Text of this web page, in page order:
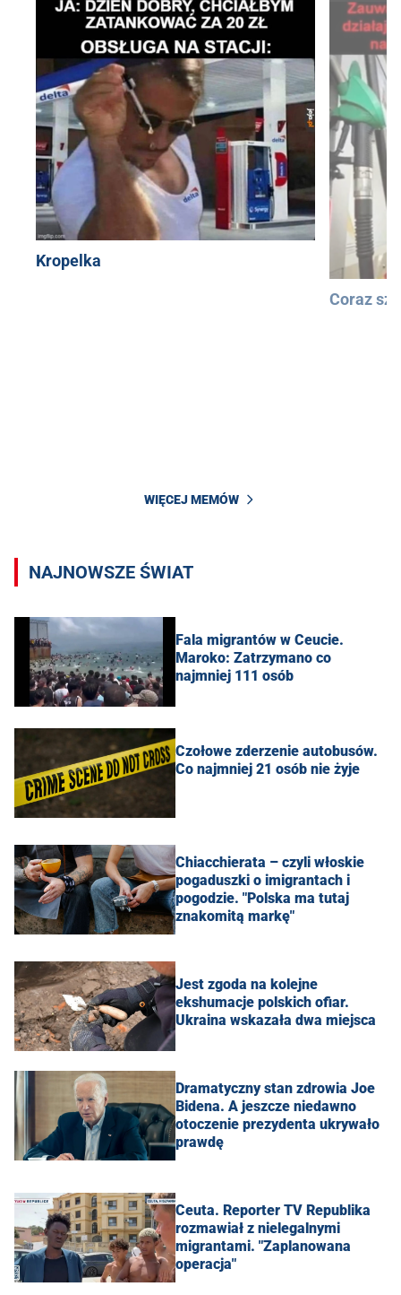
Kropelka
Coraz
WIĘCEJ MEMÓW
NAJNOWSZE ŚWIAT
Fala migrantów w Ceucie.
Maroko: Zatrzymano co
najmniej 111 osób
Czołowe zderzenie autobusów.
Co najmniej 21 osób nie żyje
Chiacchierata – czyli włoskie
pogaduszki o imigrantach i
pogodzie. "Polska ma tutaj
znakomitą markę"
Jest zgoda na kolejne
ekshumacje polskich ofiar.
Ukraina wskazała dwa miejsca
Dramatyczny stan zdrowia Joe
Bidena. A jeszcze niedawno
otoczenie prezydenta ukrywało
prawdę
Ceuta. Reporter TV Republika
rozmawiał z nielegalnymi
migrantami. "Zaplanowana
operacja"